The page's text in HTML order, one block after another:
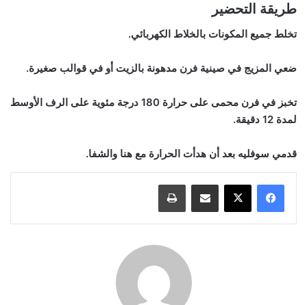
طريقة التحضير
تخلط جميع المكونات بالخلاط الكهربائي.
ضعي المزيج في صينية فرن مدهونة بالزيت أو في قوالب صغيرة.
تخبز في فرن محمى على حرارة 180 درجة مئوية على الرف الأوسط
لمدة 12 دقيقة.
قدمي سوفليه بعد أن هدأت الحرارة مع هنا والشفا.
مشاركة عبر البريد طباعة